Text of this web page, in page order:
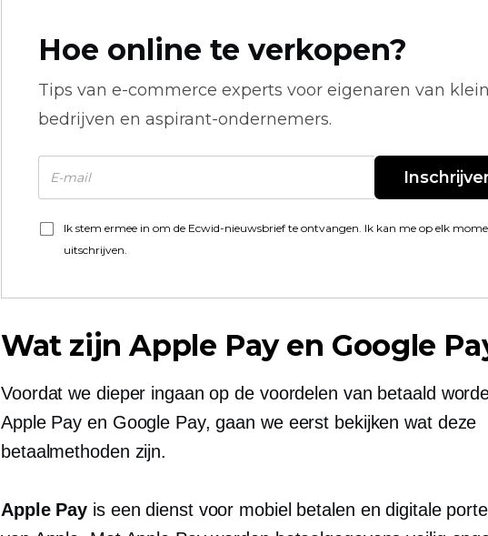
Hoe online te verkopen?
Tips van e-commerce experts voor eigenaren van
bedrijven en aspirant-ondernemers.
Ik stem ermee in om de Ecwid-nieuwsbrief te ontvangen. Ik kan me op elk
uitschrijven.
Wat zijn Apple Pay en Google
Voordat we dieper ingaan op de voordelen van betaald
Apple Pay en Google Pay, gaan we eerst bekijken wat deze
betaalmethoden zijn.
Apple Pay is een dienst voor mobiel betalen en digitale